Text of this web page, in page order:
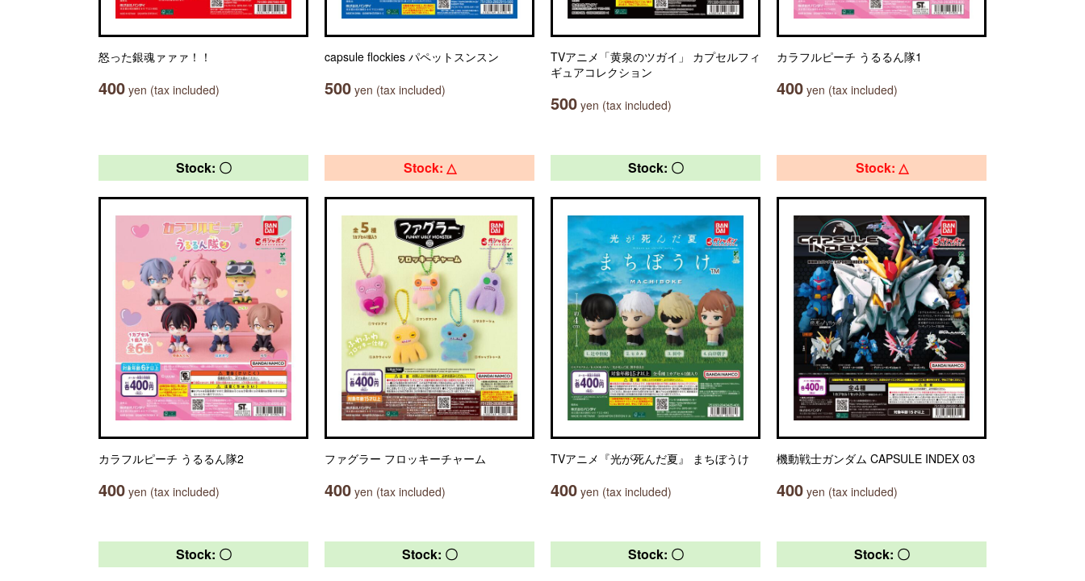
怒った銀魂ァァァ！！
400 yen (tax included)
capsule flockies パペットスンスン
500 yen (tax included)
TVアニメ「黄泉のツガイ」 カプセルフィ
ギュアコレクション
500 yen (tax included)
カラフルピーチ うるるん隊1
400 yen (tax included)
Stock: 〇
カラフルピーチ うるるん隊2
400 yen (tax included)
Stock: △
ファグラー フロッキーチャーム
400 yen (tax included)
Stock: 〇
TVアニメ『光が死んだ夏』 まちぼうけ
400 yen (tax included)
Stock: △
機動戦士ガンダム CAPSULE INDEX 03
400 yen (tax included)
Stock: 〇 Stock: 〇 Stock: 〇 Stock: 〇